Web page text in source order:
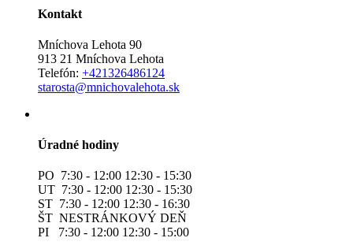
Kontakt
Mníchova Lehota 90
913 21 Mníchova Lehota
Telefón: +421326486124
starosta@mnichovalehota.sk
Úradné hodiny
PO 7:30 - 12:00 12:30 - 15:30
UT 7:30 - 12:00 12:30 - 15:30
ST 7:30 - 12:00 12:30 - 16:30
ŠT NESTRÁNKOVÝ DEŇ
PI 7:30 - 12:00 12:30 - 15:00